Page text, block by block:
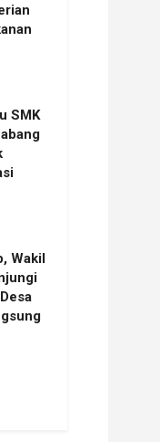
SMK
Wakil